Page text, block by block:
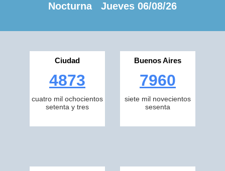
Nocturna Jueves 06/08/26
Ciudad
4873
cuatro mil ochocientos
setenta y tres
Buenos Aires
7960
siete mil novecientos
sesenta